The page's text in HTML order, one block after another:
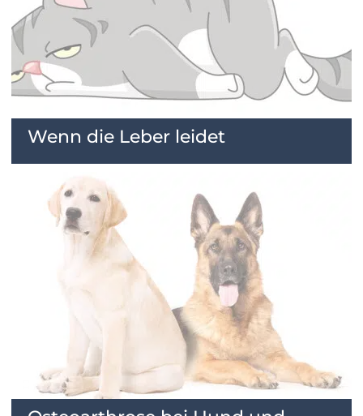
Wenn die Leber leidet